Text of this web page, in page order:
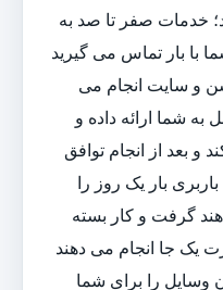
خدمات صفر تا صد به
با بار تماس می گیرید
و سایت انجام می
به شما ارائه داده و
و بعد از انجام توافق
بار یک روز را
گرفت و کار بسته
یک جا انجام می دهند
را برای شما